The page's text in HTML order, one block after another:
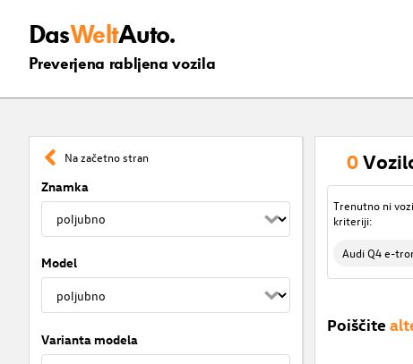
DasWeltAuto.
Preverjena rabljena vozila
Na začetno stran
Znamka
Model
Varianta modela
0
Trenutno ni
kriteriji:
Audi Q4 e-
Poiščite